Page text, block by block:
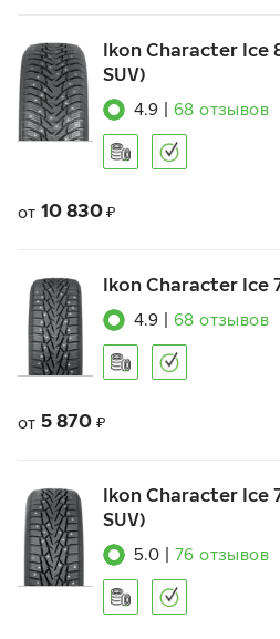
Ikon Character Ice
SUV)
4.9 68 отзывов
от 10 830 ₽
Ikon Character Ice
4.9 68 отзывов
от 5 870 ₽
Ikon Character Ice
SUV)
5.0 76 отзывов